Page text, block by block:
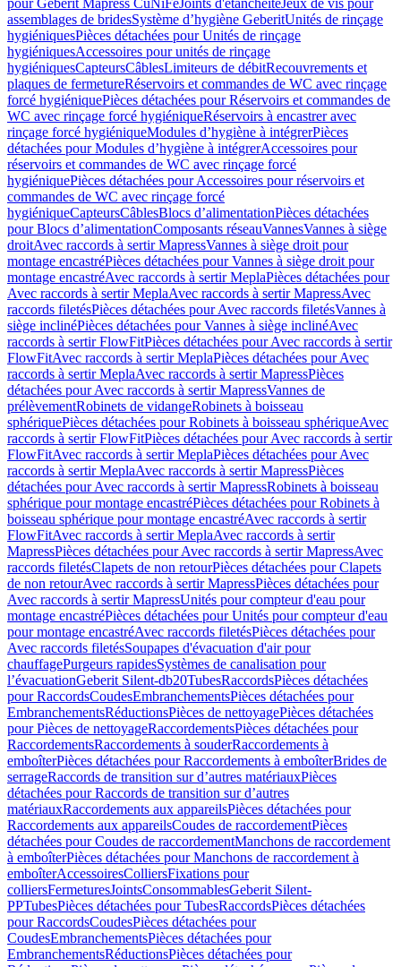
pour Geberit Mapress CuNiFeJoints d'étanchéitéJeux de vis pour
assemblages de bridesSystème d’hygiène GeberitUnités de rinçage
hygiéniquesPièces détachées pour Unités de rinçage
hygiéniquesAccessoires pour unités de rinçage
hygiéniquesCapteursCâblesLimiteurs de débitRecouvrements et
plaques de fermetureRéservoirs et commandes de WC avec rinçage
forcé hygiéniquePièces détachées pour Réservoirs et commandes de
WC avec rinçage forcé hygiéniqueRéservoirs à encastrer avec
rinçage forcé hygiéniqueModules d’hygiène à intégrerPièces
détachées pour Modules d’hygiène à intégrerAccessoires pour
réservoirs et commandes de WC avec rinçage forcé
hygiéniquePièces détachées pour Accessoires pour réservoirs et
commandes de WC avec rinçage forcé
hygiéniqueCapteursCâblesBlocs d’alimentationPièces détachées
pour Blocs d’alimentationComposants réseauVannesVannes à siège
droitAvec raccords à sertir MapressVannes à siège droit pour
montage encastréPièces détachées pour Vannes à siège droit pour
montage encastréAvec raccords à sertir MeplaPièces détachées pour
Avec raccords à sertir MeplaAvec raccords à sertir MapressAvec
raccords filetésPièces détachées pour Avec raccords filetésVannes à
siège inclinéPièces détachées pour Vannes à siège inclinéAvec
raccords à sertir FlowFitPièces détachées pour Avec raccords à sertir
FlowFitAvec raccords à sertir MeplaPièces détachées pour Avec
raccords à sertir MeplaAvec raccords à sertir MapressPièces
détachées pour Avec raccords à sertir MapressVannes de
prélèvementRobinets de vidangeRobinets à boisseau
sphériquePièces détachées pour Robinets à boisseau sphériqueAvec
raccords à sertir FlowFitPièces détachées pour Avec raccords à sertir
FlowFitAvec raccords à sertir MeplaPièces détachées pour Avec
raccords à sertir MeplaAvec raccords à sertir MapressPièces
détachées pour Avec raccords à sertir MapressRobinets à boisseau
sphérique pour montage encastréPièces détachées pour Robinets à
boisseau sphérique pour montage encastréAvec raccords à sertir
FlowFitAvec raccords à sertir MeplaAvec raccords à sertir
MapressPièces détachées pour Avec raccords à sertir MapressAvec
raccords filetésClapets de non retourPièces détachées pour Clapets
de non retourAvec raccords à sertir MapressPièces détachées pour
Avec raccords à sertir MapressUnités pour compteur d'eau pour
montage encastréPièces détachées pour Unités pour compteur d'eau
pour montage encastréAvec raccords filetésPièces détachées pour
Avec raccords filetésSoupapes d'évacuation d'air pour
chauffagePurgeurs rapidesSystèmes de canalisation pour
l’évacuationGeberit Silent-db20TubesRaccordsPièces détachées
pour RaccordsCoudesEmbranchementsPièces détachées pour
EmbranchementsRéductionsPièces de nettoyagePièces détachées
pour Pièces de nettoyageRaccordementsPièces détachées pour
RaccordementsRaccordements à souderRaccordements à
emboîterPièces détachées pour Raccordements à emboîterBrides de
serrageRaccords de transition sur d’autres matériauxPièces
détachées pour Raccords de transition sur d’autres
matériauxRaccordements aux appareilsPièces détachées pour
Raccordements aux appareilsCoudes de raccordementPièces
détachées pour Coudes de raccordementManchons de raccordement
à emboîterPièces détachées pour Manchons de raccordement à
emboîterAccessoiresColliersFixations pour
colliersFermeturesJointsConsommablesGeberit Silent-
PPTubesPièces détachées pour TubesRaccordsPièces détachées
pour RaccordsCoudesPièces détachées pour
CoudesEmbranchementsPièces détachées pour
EmbranchementsRéductionsPièces détachées pour